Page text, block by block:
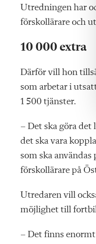
Utredningen har
förskollärare och
10 000 extra
Därför vill hon
som arbetar i
1 500 tjänster.
– Det ska göra
det ska vara
som ska
förskollärare på
Utredaren vill
möjlighet till
– Det finns